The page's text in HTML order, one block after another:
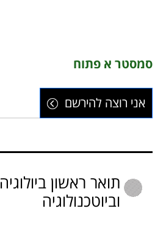
סמסטר א פתוח
אני רוצה להירשם
תואר ראשון ביולוגיה
וביוטכנולוגיה